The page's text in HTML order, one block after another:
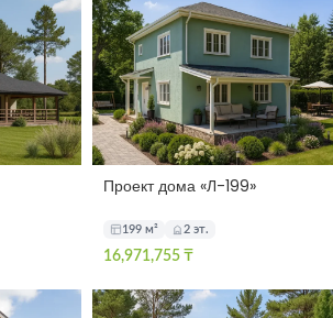
Проект дома «Л-199»
199 м² 2 эт.
16,971,755 ₸